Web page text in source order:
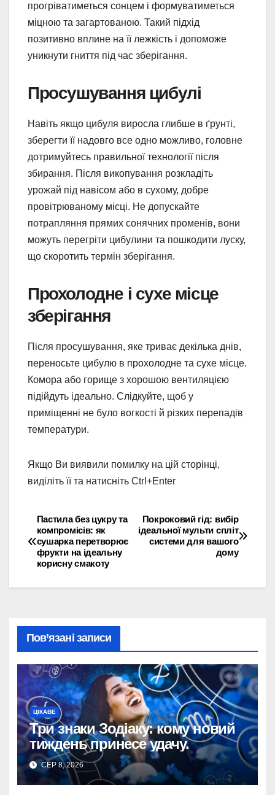
прогріватиметься сонцем і формуватиметься
міцною та загартованою. Такий підхід
позитивно вплине на її лежкість і допоможе
уникнути гниття під час зберігання.
Просушування цибулі
Навіть якщо цибуля виросла глибше в ґрунті,
зберегти її надовго все одно можливо, головне
дотримуйтесь правильної технології після
збирання. Після викопування розкладіть
урожай під навісом або в сухому, добре
провітрюваному місці. Не допускайте
потрапляння прямих сонячних променів, вони
можуть перегріти цибулини та пошкодити луску,
що скоротить термін зберігання.
Прохолодне і сухе місце
зберігання
Після просушування, яке триває декілька днів,
переносьте цибулю в прохолодне та сухе місце.
Комора або горище з хорошою вентиляцією
підійдуть ідеально. Слідкуйте, щоб у
приміщенні не було вогкості й різких перепадів
температури.
Якщо Ви виявили помилку на цій сторінці,
виділіть її та натисніть Ctrl+Enter
Навігація
записів
Покроковий гід: вибір
ідеальної мульти спліт
системи для вашого
дому
Пастила без цукру та
компромісів: як
сушарка перетворює
фрукти на ідеальну
корисну смакоту
Пов’язані записи
ЦІКАВЕ
Три знаки Зодіаку: кому новий
тиждень принесе удачу.
СЕР 8, 2026